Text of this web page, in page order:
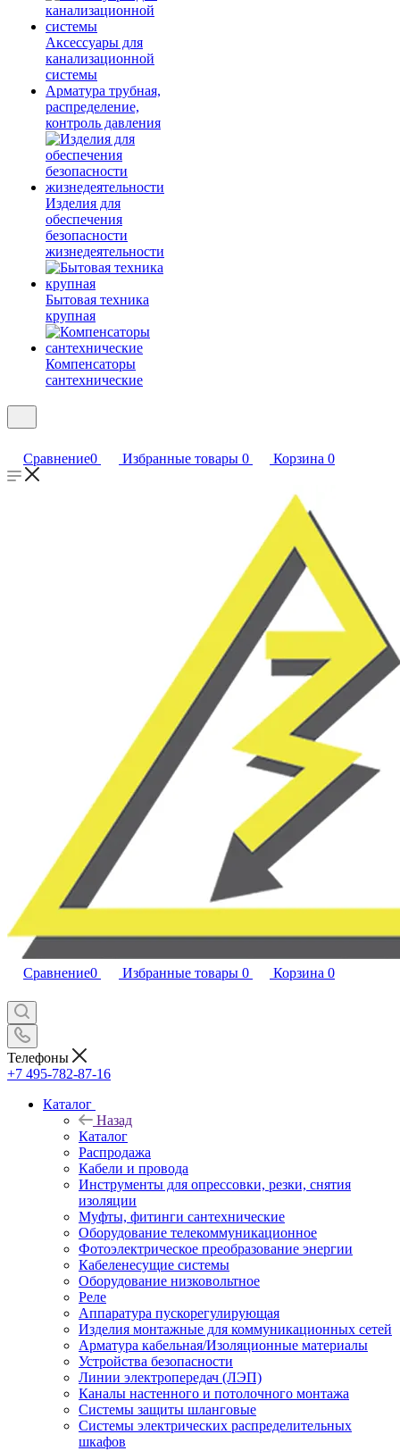
Аксессуары для
канализационной
системы
Арматура трубная,
распределение,
контроль давления
Изделия для
обеспечения
безопасности
жизнедеятельности
Бытовая техника
крупная
Компенсаторы
сантехнические
Сравнение0 Избранные товары 0 Корзина 0
Сравнение0 Избранные товары 0 Корзина 0
Телефоны
+7 495-782-87-16
Каталог
Назад
Каталог
Распродажа
Кабели и провода
Инструменты для опрессовки, резки, снятия
изоляции
Муфты, фитинги сантехнические
Оборудование телекоммуникационное
Фотоэлектрическое преобразование энергии
Кабеленесущие системы
Оборудование низковольтное
Реле
Аппаратура пускорегулирующая
Изделия монтажные для коммуникационных сетей
Арматура кабельная/Изоляционные материалы
Устройства безопасности
Линии электропередач (ЛЭП)
Каналы настенного и потолочного монтажа
Системы защиты шланговые
Системы электрических распределительных
шкафов